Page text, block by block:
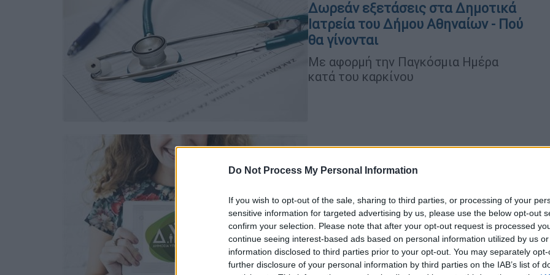
Do Not Process My Personal Information
If you wish to opt-out of the sale, sharing to third parties, or processing of your
sensitive information for targeted advertising by us, please use the below opt-out
confirm your selection. Please note that after your opt-out request is processed
continue seeing interest-based ads based on personal information utilized by us
information disclosed to third parties prior to your opt-out. You may separately
further disclosure of your personal information by third parties on the IAB’s list of
Δωρεάν εξετάσεις στα Δημοτικά
Ιατρεία του Δήμου Αθηναίων - Πού
θα γίνονται
Με αφορμή την Παγκόσμια Ημέρα
κατά του καρκίνου
ΔΥΠΑ: Στις 10-11 Φεβρουαρίου οι
ΕΠΑΣ-ΠΕΠΑΣ
Η διεξαγωγή των εξετάσεων
πιστοποίησης αφορά σε αυτούς που
διαθέτουν βεβαίωση επαγγελματικής
εκπαίδευσης